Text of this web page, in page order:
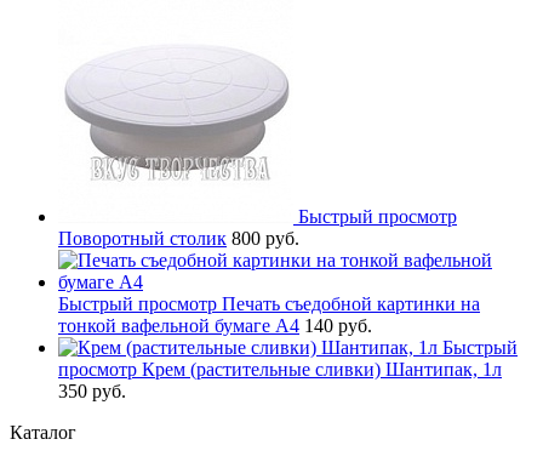
Быстрый просмотр
Поворотный столик 800 руб.
Быстрый просмотр Печать съедобной картинки на
тонкой вафельной бумаге А4 140 руб.
Быстрый
просмотр Крем (растительные сливки) Шантипак, 1л
350 руб.
Каталог